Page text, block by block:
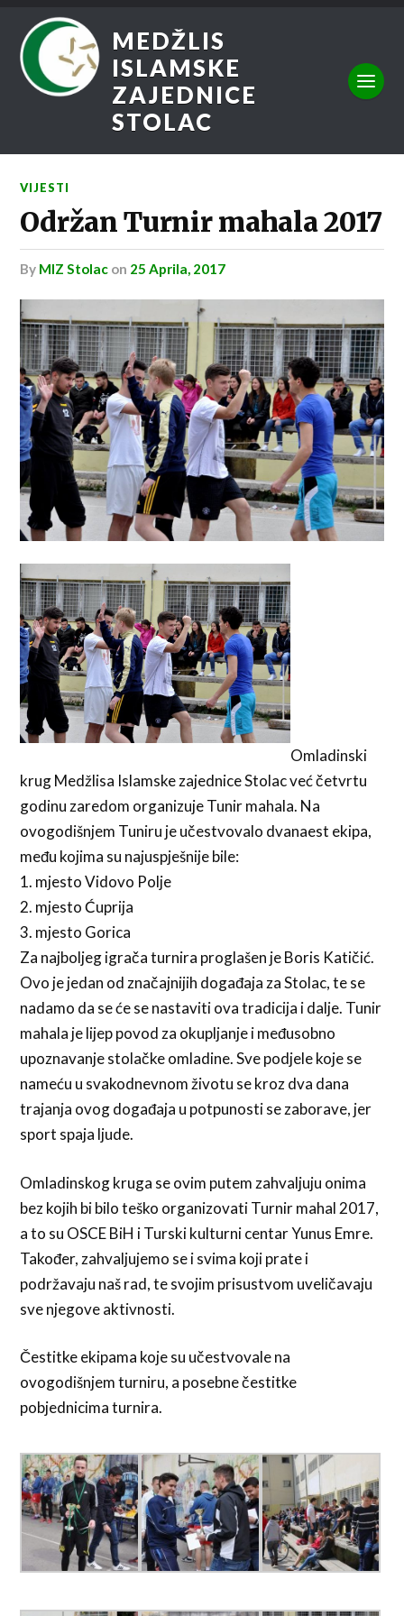
MEDŽLIS
ISLAMSKE
ZAJEDNICE
STOLAC
VIJESTI
Održan Turnir mahala 2017
by MIZ Stolac on 25 Aprila, 2017
Omladinski
krug Medžlisa Islamske zajednice Stolac već četvrtu
godinu zaredom organizuje Tunir mahala. Na
ovogodišnjem Tuniru je učestvovalo dvanaest ekipa,
među kojima su najuspješnije bile:
1. mjesto Vidovo Polje
2. mjesto Ćuprija
3. mjesto Gorica
Za najboljeg igrača turnira proglašen je Boris Katičić.
Ovo je jedan od značajnijih događaja za Stolac, te se
nadamo da se će se nastaviti ova tradicija i dalje. Tunir
mahala je lijep povod za okupljanje i međusobno
upoznavanje stolačke omladine. Sve podjele koje se
nameću u svakodnevnom životu se kroz dva dana
trajanja ovog događaja u potpunosti se zaborave, jer
sport spaja ljude.
Omladinskog kruga se ovim putem zahvaljuju onima
bez kojih bi bilo teško organizovati Turnir mahal 2017,
a to su OSCE BiH i Turski kulturni centar Yunus Emre.
Također, zahvaljujemo se i svima koji prate i
podržavaju naš rad, te svojim prisustvom uveličavaju
sve njegove aktivnosti.
Čestitke ekipama koje su učestvovale na
ovogodišnjem turniru, a posebne čestitke
pobjednicima turnira.